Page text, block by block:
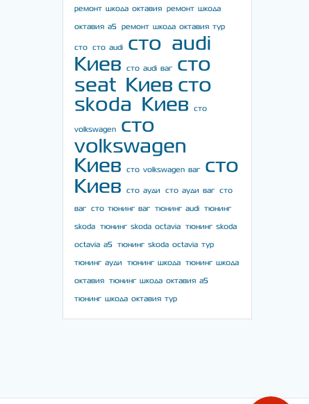
ремонт шкода октавия ремонт шкода
октавия а5 ремонт шкода октавия тур
сто сто audi
сто audi
Киев
сто audi ваг
сто
seat Киев сто
skoda Киев
сто
volkswagen
сто
volkswagen
Киев
сто volkswagen ваг
сто
Киев
сто ауди сто ауди ваг сто
ваг сто тюнинг ваг тюнинг audi тюнинг
skoda тюнинг skoda octavia тюнинг skoda
octavia a5 тюнинг skoda octavia тур
тюнинг ауди тюнинг шкода тюнинг шкода
октавия тюнинг шкода октавия а5
тюнинг шкода октавия тур